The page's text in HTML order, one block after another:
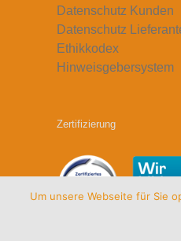
Datenschutz Kunden
Datenschutz
Ethikkodex
Hinweisgebersystem
Zertifizierung
Um unsere Webseite für Sie